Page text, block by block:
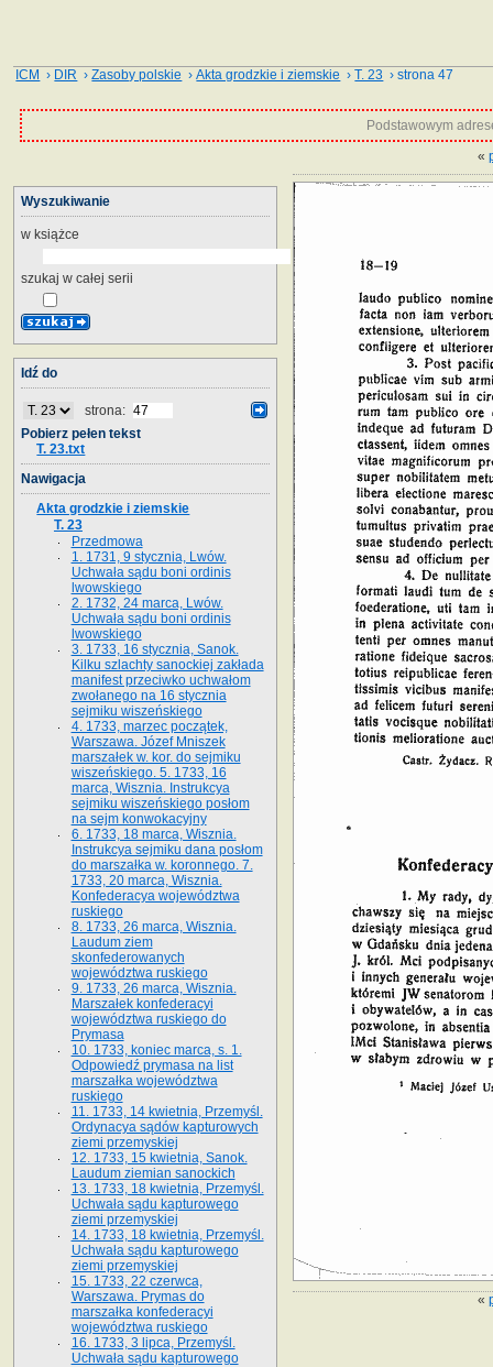
ICM › DIR ›Zasoby polskie ›Akta grodzkie i ziemskie ›T. 23 › strona 47
Podstawowym
«
«
Wyszukiwanie
w książce
szukaj w całej serii
Idź do
strona:
Pobierz pełen tekst
T. 23.txt
Nawigacja
Akta grodzkie i ziemskie
T. 23
Przedmowa
1. 1731, 9 stycznia, Lwów.
Uchwała sądu boni ordinis
lwowskiego
2. 1732, 24 marca, Lwów.
Uchwała sądu boni ordinis
lwowskiego
3. 1733, 16 stycznia, Sanok.
Kilku szlachty sanockiej zakłada
manifest przeciwko uchwałom
zwołanego na 16 stycz­nia
sejmiku wiszeńskiego
4. 1733, marzec początek,
Warszawa. Józef Mniszek
marszałek w. kor. do sejmiku
wiszeńskiego. 5. 1733, 16
marca, Wisznia. Instrukcya
sejmiku wiszeńskiego posłom
na sejm konwokacyjny
6. 1733, 18 marca, Wisznia.
Instrukcya sejmiku dana posłom
do marszałka w. koronnego. 7.
1733, 20 marca, Wisznia.
Konfederacya województwa
ruskiego
8. 1733, 26 marca, Wisznia.
Laudum ziem
skonfederowanych
województwa ruskiego
9. 1733, 26 marca, Wisznia.
Marszałek konfederacyi
województwa ruskiego do
Prymasa
10. 1733, koniec marca, s. 1.
Odpowiedź prymasa na list
marszałka województwa
ruskiego
11. 1733, 14 kwietnia, Przemyśl.
Ordynacya sądów kapturowych
ziemi przemyskiej
12. 1733, 15 kwietnia, Sanok.
Laudum ziemian sanockich
13. 1733, 18 kwietnia, Przemyśl.
Uchwała sądu kapturowego
ziemi przemyskiej
14. 1733, 18 kwietnia, Przemyśl.
Uchwała sądu kapturowego
ziemi przemyskiej
15. 1733, 22 czerwca,
Warszawa. Prymas do
marszałka konfederacyi
województwa ruskiego
16. 1733, 3 lipca, Przemyśl.
Uchwała sądu kapturowego